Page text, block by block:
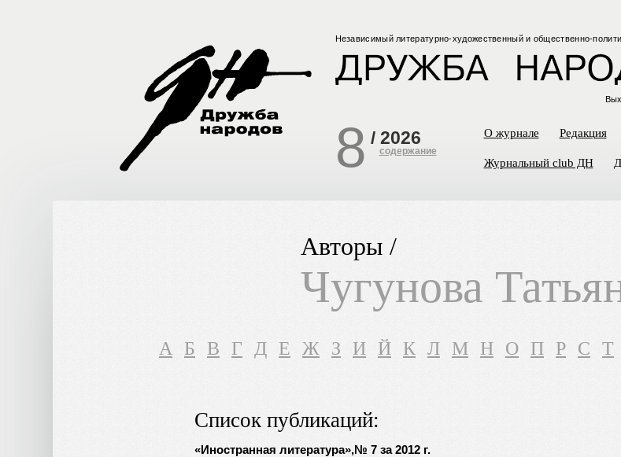
Независимый литературно-художественный и общественно-
8 / 2026
содержание
О журнале Редакция
Журнальный club ДН
Авторы /
Чугунова
A Б В Г Д Е Ж З И Й К Л М Н О П Р С Т
Список публикаций:
«Иностранная литература»,№ 7 за 2012 г.